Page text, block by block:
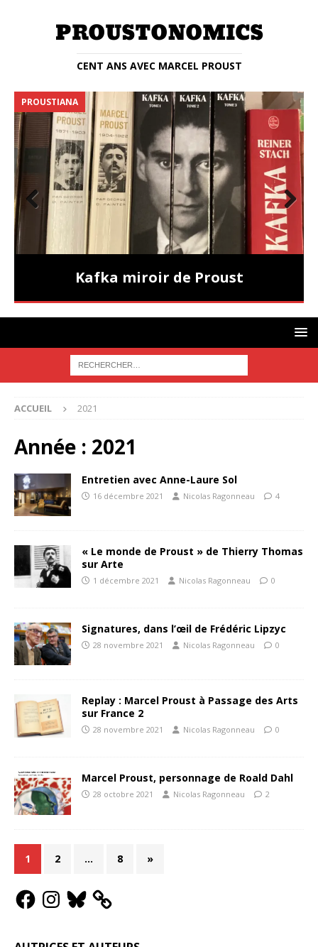
CENT ANS AVEC MARCEL PROUST
PROUSTIANA
Kafka miroir de Proust
Nex
ACCUEIL 2021
Année : 2021
Entretien avec Anne-Laure Sol
16 décembre 2021 Nicolas Ragonneau 4
« Le monde de Proust » de Thierry Thomas
sur Arte
1 décembre 2021 Nicolas Ragonneau 0
Signatures, dans l’œil de Frédéric Lipzyc
28 novembre 2021 Nicolas Ragonneau 0
Replay : Marcel Proust à Passage des Arts
sur France 2
28 novembre 2021 Nicolas Ragonneau 0
Marcel Proust, personnage de Roald Dahl
28 octobre 2021 Nicolas Ragonneau 2
1 2 … 8 »